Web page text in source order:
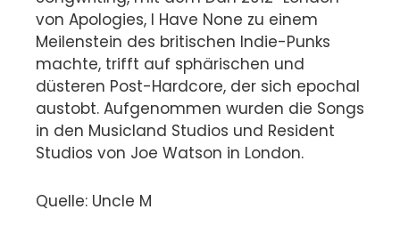
von Apologies, I Have None zu einem
Meilenstein des britischen Indie-Punks
machte, trifft auf sphärischen und
düsteren Post-Hardcore, der sich epochal
austobt. Aufgenommen wurden die Songs
in den Musicland Studios und Resident
Studios von Joe Watson in London.
Quelle: Uncle M